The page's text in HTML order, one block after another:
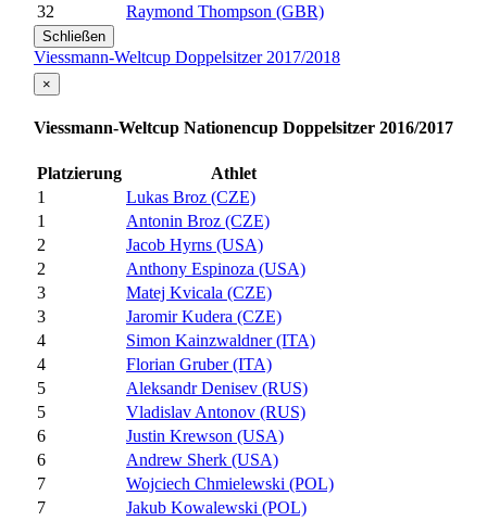
32
Raymond Thompson (GBR)
Schließen
Viessmann-Weltcup Doppelsitzer 2017/2018
×
Viessmann-Weltcup Nationencup Doppelsitzer 2016/2017
Platzierung
Athlet
1
Lukas Broz (CZE)
1
Antonin Broz (CZE)
2
Jacob Hyrns (USA)
2
Anthony Espinoza (USA)
3
Matej Kvicala (CZE)
3
Jaromir Kudera (CZE)
4
Simon Kainzwaldner (ITA)
4
Florian Gruber (ITA)
5
Aleksandr Denisev (RUS)
5
Vladislav Antonov (RUS)
6
Justin Krewson (USA)
6
Andrew Sherk (USA)
7
Wojciech Chmielewski (POL)
7
Jakub Kowalewski (POL)